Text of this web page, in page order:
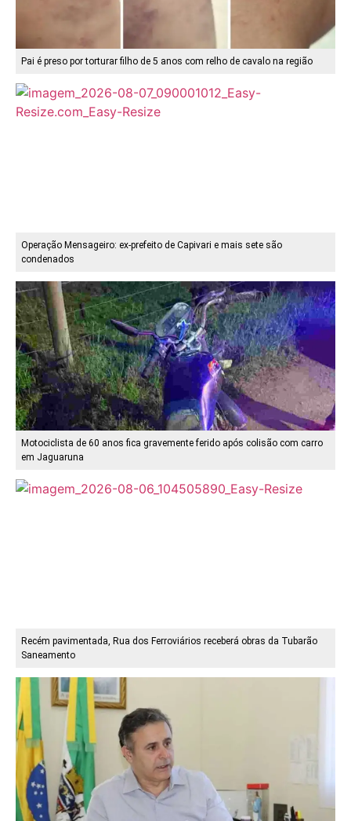
Pai é preso por torturar filho de 5 anos com relho de cavalo na região
Operação Mensageiro: ex-prefeito de Capivari e mais sete são
condenados
Motociclista de 60 anos fica gravemente ferido após colisão com carro
em Jaguaruna
Recém pavimentada, Rua dos Ferroviários receberá obras da Tubarão
Saneamento